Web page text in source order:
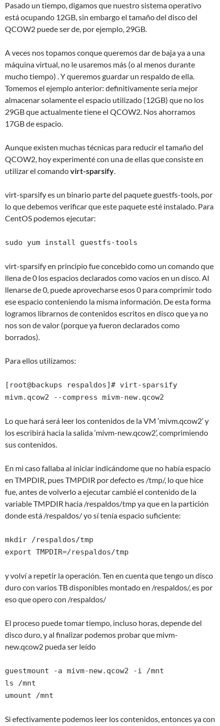
Pasado un tiempo, digamos que nuestro sistema operativo
está ocupando 12GB, sin embargo el tamaño del disco del
QCOW2 puede ser de, por ejemplo, 29GB.
A veces nos topamos conque queremos dar de baja ya a una
máquina virtual, no le usaremos más (o al menos durante
mucho tiempo) . Y queremos guardar un respaldo de ella.
Tomemos el ejemplo anterior: definitivamente sería mejor
almacenar solamente el espacio utilizado (12GB) que no los
29GB que actualmente tiene el QCOW2. Nos ahorramos
17GB de espacio.
Aunque existen muchas técnicas para reducir el tamaño del
QCOW2, hoy experimenté con una de ellas que consiste en
utilizar el comandovirt-sparsify.
virt-sparsify es un binario parte del paquete guestfs-tools, por
lo que debemos verificar que este paquete esté instalado. Para
CentOS podemos ejecutar:
sudo yum install guestfs-tools
virt-sparsify en principio fue concebido como un comando que
llena de 0 los espacios declarados como vacíos en un disco. Al
llenarse de 0, puede aprovecharse esos 0 para comprimir todo
ese espacio conteniendo la misma información. De esta forma
logramos librarnos de contenidos escritos en disco que ya no
nos son de valor (porque ya fueron declarados como
borrados).
Para ellos utilizamos:
[root@backups respaldos]# virt-sparsify
mivm.qcow2 --compress mivm-new.qcow2
Lo que hará será leer los contenidos de la VM ‘mivm.qcow2’ y
los escribirá hacia la salida ‘mivm-new.qcow2’, comprimiendo
sus contenidos.
En mi caso fallaba al iniciar indicándome que no había espacio
en TMPDIR, pues TMPDIR por defecto es /tmp/, lo que hice
fue, antes de volverlo a ejecutar cambié el contenido de la
variable TMPDIR hacia /respaldos/tmp ya que en la partición
donde está /respaldos/ yo sí tenía espacio suficiente:
mkdir /respaldos/tmp
export TMPDIR=/respaldos/tmp
y volví a repetir la operación. Ten en cuenta que tengo un disco
duro con varios TB disponibles montado en /respaldos/, es por
eso que opero con /respaldos/
El proceso puede tomar tiempo, incluso horas, depende del
disco duro, y al finalizar podemos probar que mivm-
new.qcow2 pueda ser leído
guestmount -a mivm-new.qcow2 -i /mnt
ls /mnt
umount /mnt
Si efectivamente podemos leer los contenidos, entonces ya con